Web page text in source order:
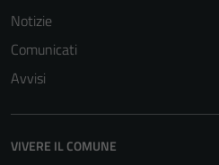
Notizie
Comunicati
Avvisi
VIVERE IL COMUNE